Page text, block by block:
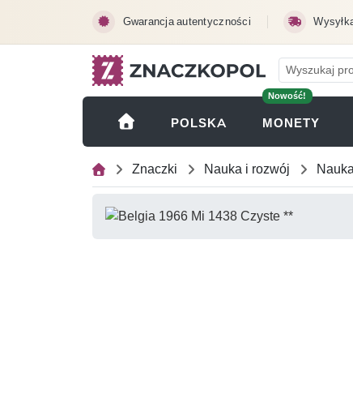
Gwarancja autentyczności
POLSKA
Nowość!
MONETY
Znaczki Nauka i rozwój Nauka